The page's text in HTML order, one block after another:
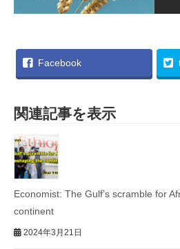
Facebook
関連記事を表示
Economist: The Gulf’s scramble for
continent
2024年3月21日